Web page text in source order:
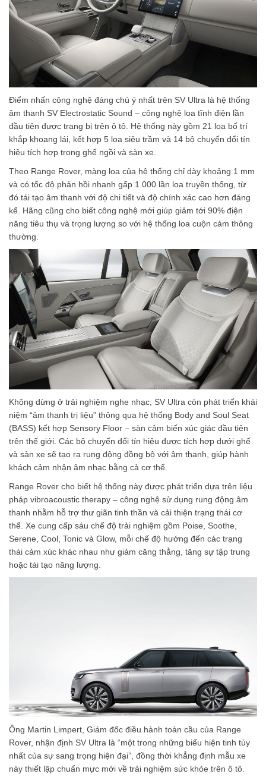
Điểm nhấn công nghệ đáng chú ý nhất trên SV Ultra là hệ thống
âm thanh SV Electrostatic Sound – công nghệ loa tĩnh điện lần
đầu tiên được trang bị trên ô tô. Hệ thống này gồm 21 loa bố trí
khắp khoang lái, kết hợp 5 loa siêu trầm và 14 bộ chuyển đổi tín
hiệu tích hợp trong ghế ngồi và sàn xe.
Theo Range Rover, màng loa của hệ thống chỉ dày khoảng 1 mm
và có tốc độ phản hồi nhanh gấp 1.000 lần loa truyền thống, từ
đó tái tạo âm thanh với độ chi tiết và độ chính xác cao hơn đáng
kể. Hãng cũng cho biết công nghệ mới giúp giảm tới 90% điện
năng tiêu thụ và trọng lượng so với hệ thống loa cuộn cảm thông
thường.
Không dừng ở trải nghiệm nghe nhạc, SV Ultra còn phát triển khái
niệm “âm thanh trị liệu” thông qua hệ thống Body and Soul Seat
(BASS) kết hợp Sensory Floor – sàn cảm biến xúc giác đầu tiên
trên thế giới. Các bộ chuyển đổi tín hiệu được tích hợp dưới ghế
và sàn xe sẽ tạo ra rung động đồng bộ với âm thanh, giúp hành
khách cảm nhận âm nhạc bằng cả cơ thể.
Range Rover cho biết hệ thống này được phát triển dựa trên liệu
pháp vibroacoustic therapy – công nghệ sử dụng rung động âm
thanh nhằm hỗ trợ thư giãn tinh thần và cải thiện trạng thái cơ
thể. Xe cung cấp sáu chế độ trải nghiệm gồm Poise, Soothe,
Serene, Cool, Tonic và Glow, mỗi chế độ hướng đến các trạng
thái cảm xúc khác nhau như giảm căng thẳng, tăng sự tập trung
hoặc tái tạo năng lượng.
Ông Martin Limpert, Giám đốc điều hành toàn cầu của Range
Rover, nhận định SV Ultra là “một trong những biểu hiện tinh túy
nhất của sự sang trọng hiện đại”, đồng thời khẳng định mẫu xe
này thiết lập chuẩn mực mới về trải nghiệm sức khỏe trên ô tô.